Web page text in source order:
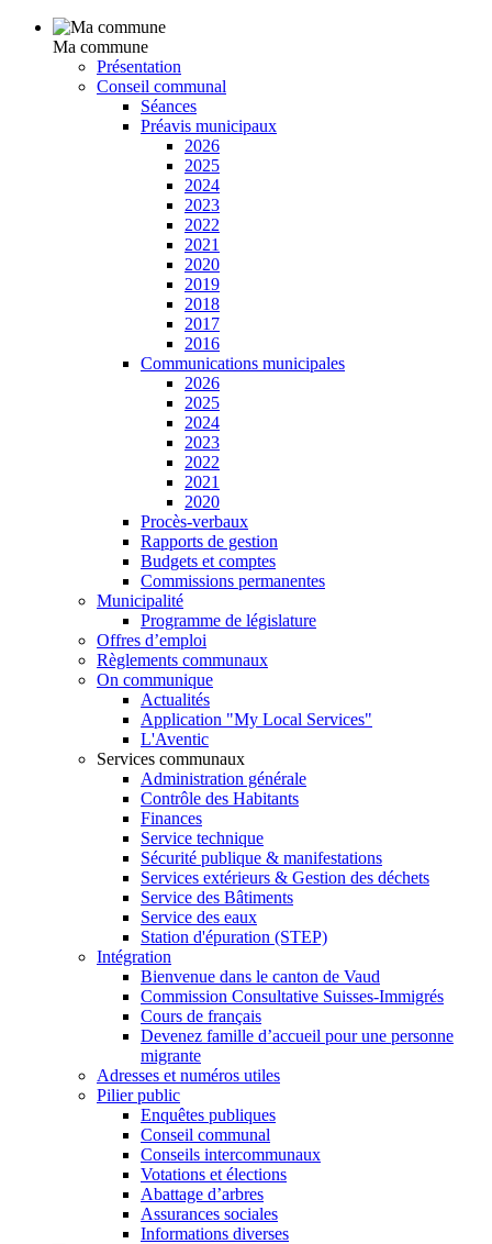
Ma commune
Présentation
Conseil communal
Séances
Préavis municipaux
2026
2025
2024
2023
2022
2021
2020
2019
2018
2017
2016
Communications municipales
2026
2025
2024
2023
2022
2021
2020
Procès-verbaux
Rapports de gestion
Budgets et comptes
Commissions permanentes
Municipalité
Programme de législature
Offres d’emploi
Règlements communaux
On communique
Actualités
Application "My Local Services"
L'Aventic
Services communaux
Administration générale
Contrôle des Habitants
Finances
Service technique
Sécurité publique & manifestations
Services extérieurs & Gestion des déchets
Service des Bâtiments
Service des eaux
Station d'épuration (STEP)
Intégration
Bienvenue dans le canton de Vaud
Commission Consultative Suisses-Immigrés
Cours de français
Devenez famille d’accueil pour une personne
migrante
Adresses et numéros utiles
Pilier public
Enquêtes publiques
Conseil communal
Conseils intercommunaux
Votations et élections
Abattage d’arbres
Assurances sociales
Informations diverses